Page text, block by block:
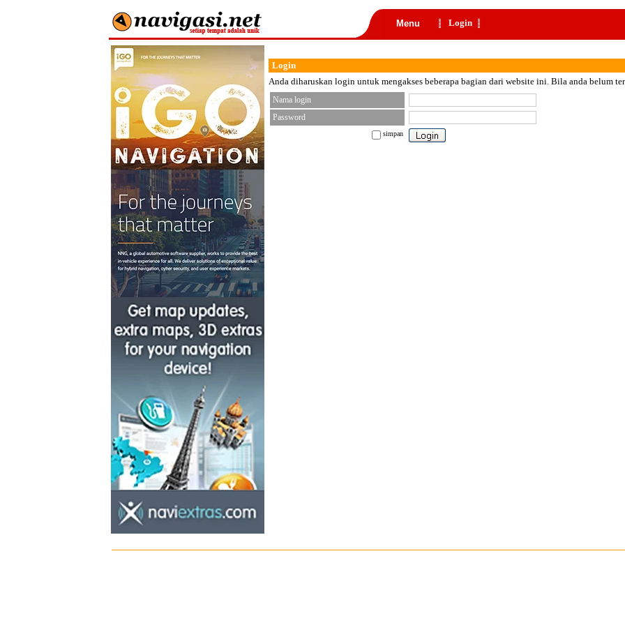
Menu Login
Login
Anda diharuskan login untuk mengakses beberapa bagian dari website ini. Bila anda belum
Nama login
Password
simpan